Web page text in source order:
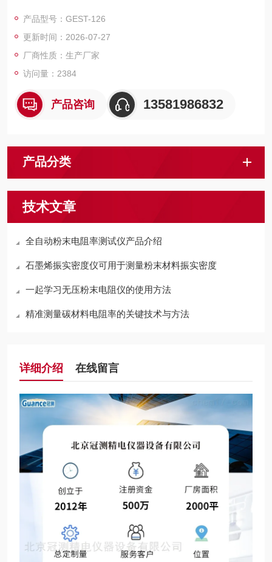
对测试结果进行打印。
产品型号：GEST-126
更新时间：2026-07-27
厂商性质：生产厂家
访问量：2384
产品咨询 13581986832
产品分类
技术文章
全自动粉末电阻率测试仪产品介绍
石墨烯振实密度仪可用于测量粉末材料振实密度
一起学习无压粉末电阻仪的使用方法
精准测量碳材料电阻率的关键技术与方法
详细介绍 在线留言